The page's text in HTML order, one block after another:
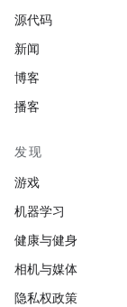
源代码
新闻
博客
播客
发现
游戏
机器学习
健康与健身
相机与媒体
隐私权政策